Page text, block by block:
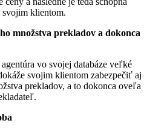
klientom.
množstva prekladov a dokonca
vo svojej databáze veľké
svojim klientom zabezpečiť aj
prekladov, a to dokonca oveľa